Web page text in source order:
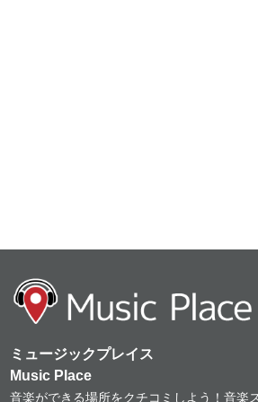
ミュージックプレイス
Music Place
音楽ができる場所をクチコミしよう！音楽